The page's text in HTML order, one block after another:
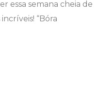
essa semana cheia de
“Bóra